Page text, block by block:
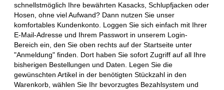
schnellstmöglich Ihre bewährten Kasacks, Schlupfjacken oder
Hosen, ohne viel Aufwand? Dann nutzen Sie unser
komfortables Kundenkonto. Loggen Sie sich einfach mit Ihrer
E-Mail-Adresse und Ihrem Passwort in unserem Login-
Bereich ein, den Sie oben rechts auf der Startseite unter
"Anmeldung" finden. Dort haben Sie sofort Zugriff auf all Ihre
bisherigen Bestellungen und Daten. Legen Sie die
gewünschten Artikel in der benötigten Stückzahl in den
Warenkorb, wählen Sie Ihr bevorzugtes Bezahlsystem und